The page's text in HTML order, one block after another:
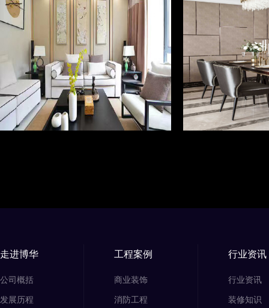
走进博华
公司概括
发展历程
工程案例
商业装饰
消防工程
行业资讯
行业资讯
装修知识